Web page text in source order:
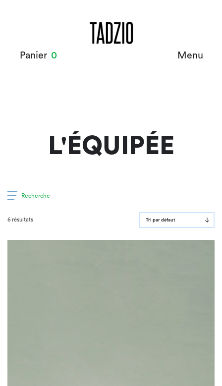
Panier 0 Menu
L'ÉQUIPÉE
Recherche
6 résultats Tri par défaut